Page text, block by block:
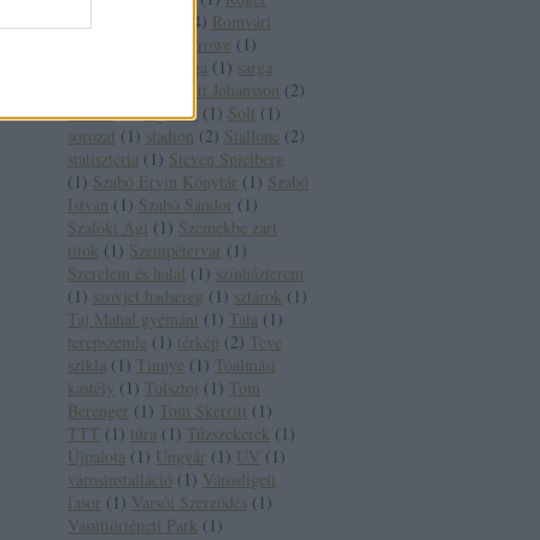
4) Romvári
Russel Crowe ( 1 )
sárga ( 1 ) sárga
Scarlett Johansson (2)
Seattle (1) segédlet ( 1 ) Solt ( 1 )
sorozat ( 1 ) stadion (2) Stallone (2)
statisztéria ( 1 ) Steven Spielberg
( 1 ) Szabó Ervin Könytár ( 1 ) Szabó
István ( 1 ) Szabó Sándor ( 1 )
Szalóki Ági ( 1 ) Szemekbe zárt
titok ( 1 ) Szentpétervár ( 1 )
Szerelem és halál ( 1 ) színházterem
( 1 ) szovjet hadsereg ( 1 ) sztárok ( 1 )
Taj Mahal gyémánt ( 1 ) Tata ( 1 )
terepszemle ( 1 ) térkép (2) Teve
szikla ( 1 ) Tinnye ( 1 ) Tóalmási
kastély ( 1 ) Tolsztoj ( 1 ) Tom
Berenger ( 1 ) Tom Skerritt ( 1 )
TTT ( 1 ) túra ( 1 ) Tűzszekerek ( 1 )
Újpalota ( 1 ) Ungvár ( 1 ) UV ( 1 )
városinstalláció ( 1 ) Városligeti
fasor ( 1 ) Varsói Szerződés ( 1 )
Vasúttörténeti Park ( 1 )